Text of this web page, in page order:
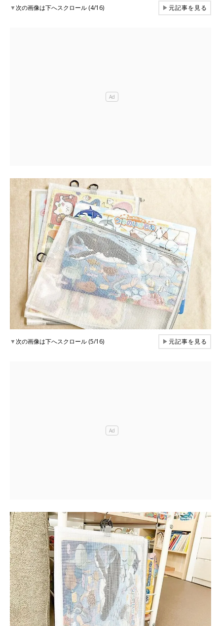
▼次の画像は下へスクロール (4/16) ▶元記事を見る
▼次の画像は下へスクロール (5/16) ▶元記事を見る